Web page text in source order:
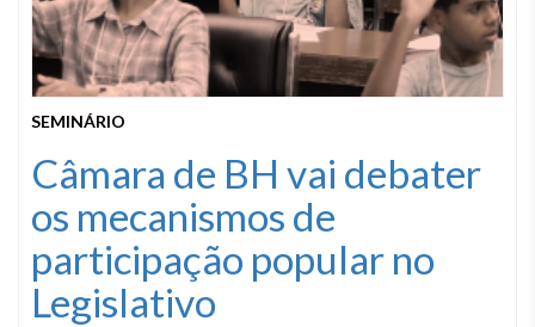
SEMINÁRIO
Câmara de BH vai debater
os mecanismos de
participação popular no
Legislativo